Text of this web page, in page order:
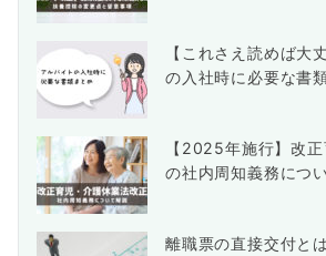
【これさえ読めば大
の入社時に必要な書
【2025年施行】改
の社内周知義務につ
離職票の直接交付と